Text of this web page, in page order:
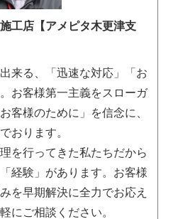
工店【アメピタ木更津支
来る、「迅速な対応」「お
お客様第一主義をスローガ
客様のために」を信念に、
おります。
を行ってきた私たちだから
経験」があります。お客様
を早期解決に全力でお応え
にご相談ください。